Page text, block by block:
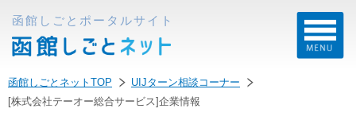
函館しごとポータルサイト
函館しごとネットTOP
UIJターン相談コーナー
[株式会社テーオー総合サービス]企業情報